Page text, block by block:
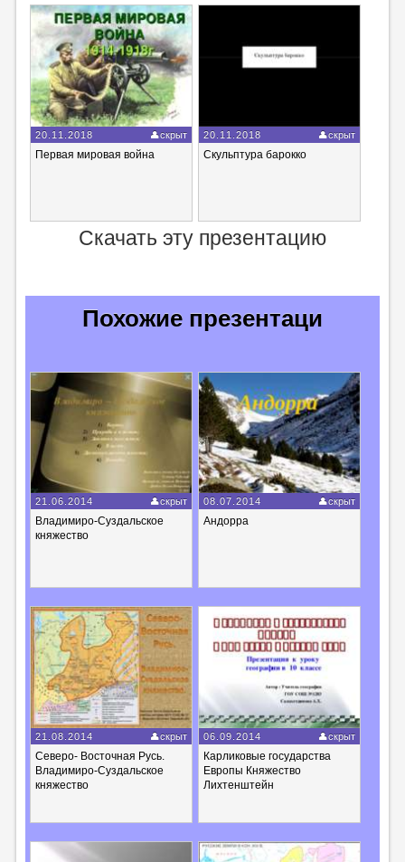
20.11.2018 скрыт
Первая мировая война
20.11.2018 скрыт
Скульптура барокко
Скачать эту презентацию
Похожие презентаци
21.06.2014 скрыт
Владимиро-Суздальское
княжество
08.07.2014 скрыт
Андорра
21.08.2014 скрыт
Северо- Восточная Русь.
Владимиро-Суздальское
княжество
06.09.2014 скрыт
Карликовые государства
Европы Княжество
Лихтенштейн